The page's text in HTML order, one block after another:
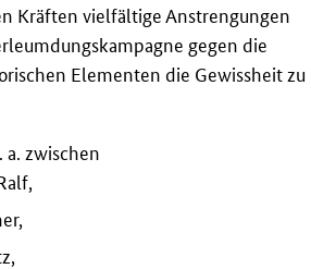
Kräften vielfältige Anstrengungen
gegen die
Elementen die Gewissheit zu
zwischen